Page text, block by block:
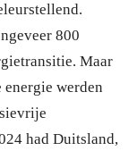
800
Maar
energie werden
had Duitsland,